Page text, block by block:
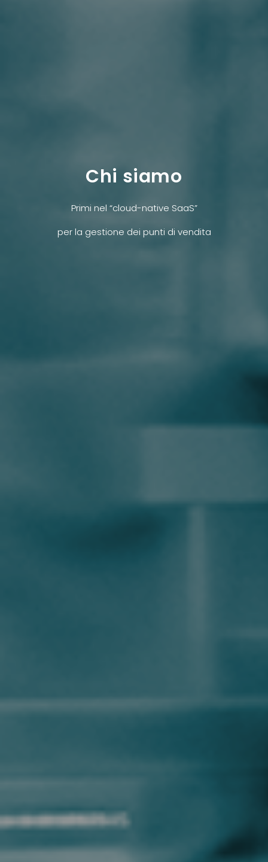
Chi siamo
Primi nel “cloud-native SaaS”
per la gestione dei punti di vendita